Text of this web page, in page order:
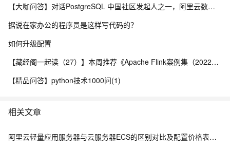
【大咖问答】对话PostgreSQL 中国社区发起人之一，阿里云数据库高级专家 德哥
据说在家办公的程序员是这样写代码的？
如何升级配置
【藏经阁一起读（27）】本周推荐《Apache Flink案例集（2022版）》，你有哪些心得？
【精品问答】python技术1000问(1)
相关文章
阿里云轻量应用服务器与云服务器ECS的区别对比及配置价格表说明